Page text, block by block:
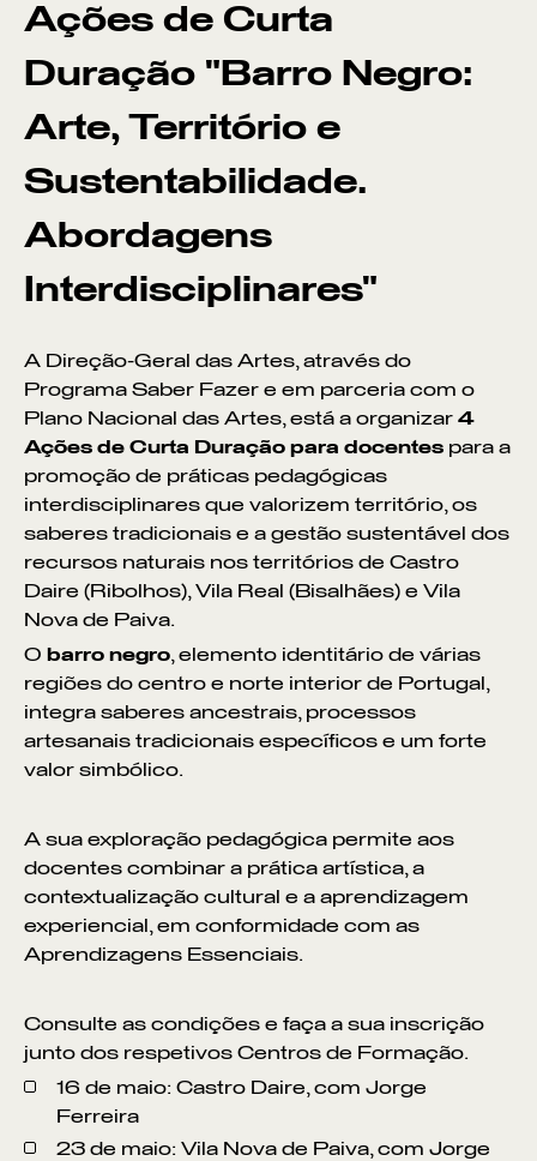
Ações de Curta
Duração "Barro Negro:
Arte, Território e
Sustentabilidade.
Abordagens
Interdisciplinares"
A Direção-Geral das Artes, através do
Programa Saber Fazer e em parceria com o
Plano Nacional das Artes, está a organizar 4
Ações de Curta Duração para docentes para a
promoção de práticas pedagógicas
interdisciplinares que valorizem território, os
saberes tradicionais e a gestão sustentável dos
recursos naturais nos territórios de Castro
Daire (Ribolhos), Vila Real (Bisalhães) e Vila
Nova de Paiva.
O barro negro, elemento identitário de várias
regiões do centro e norte interior de Portugal,
integra saberes ancestrais, processos
artesanais tradicionais específicos e um forte
valor simbólico.
A sua exploração pedagógica permite aos
docentes combinar a prática artística, a
contextualização cultural e a aprendizagem
experiencial, em conformidade com as
Aprendizagens Essenciais.
Consulte as condições e faça a sua inscrição
junto dos respetivos Centros de Formação.
16 de maio: Castro Daire, com Jorge
Ferreira
23 de maio: Vila Nova de Paiva, com Jorge